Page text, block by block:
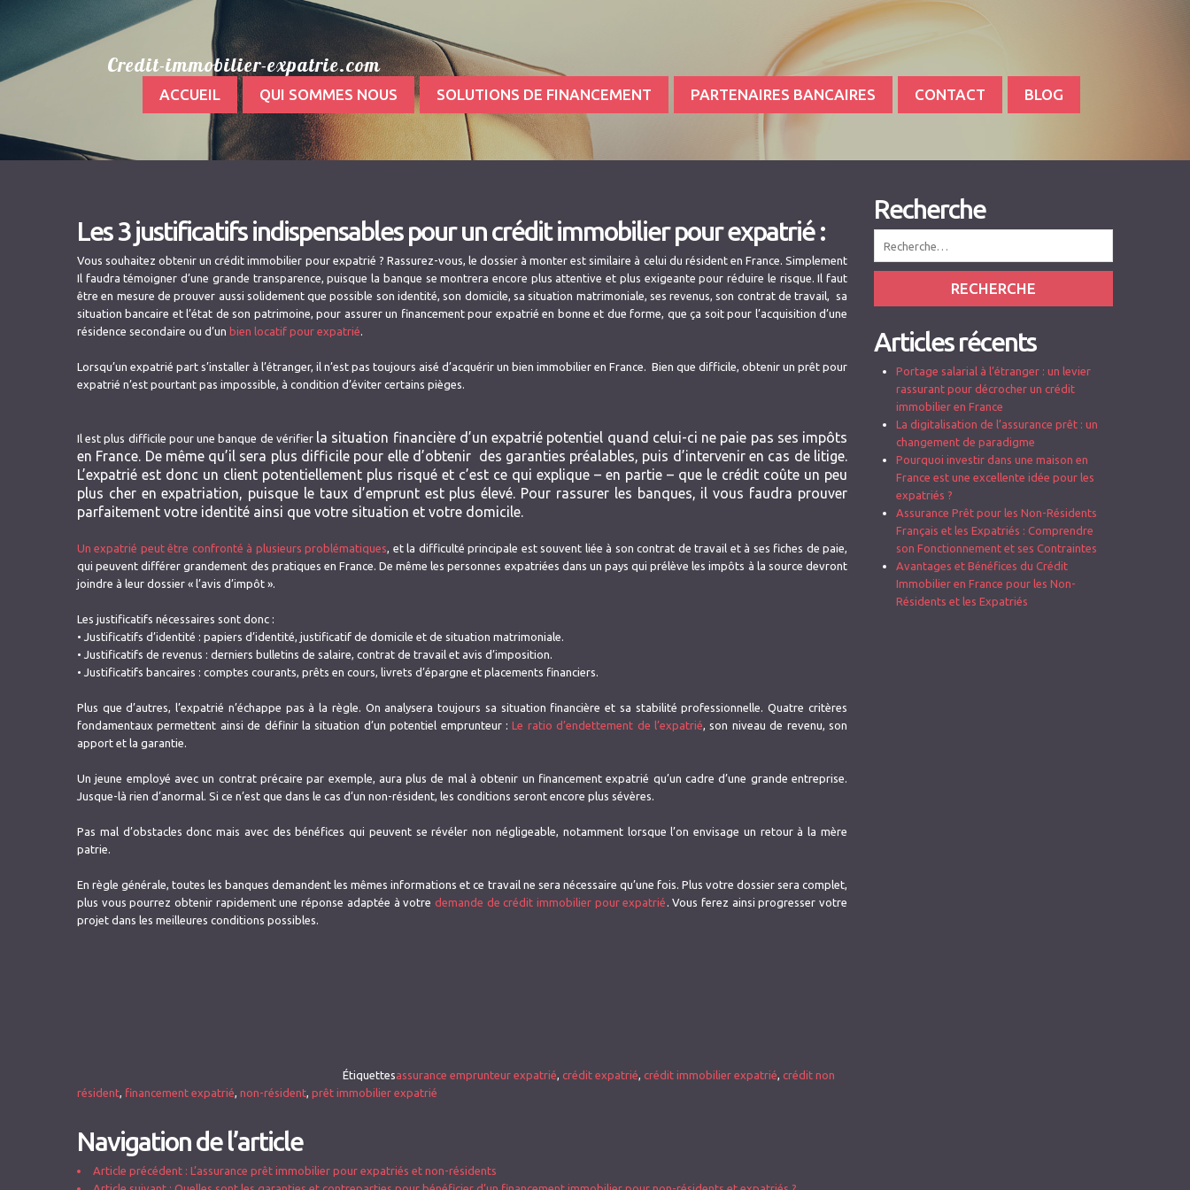
Credit-immobilier-expatrie.com
ACCUEIL QUI SOMMES NOUS SOLUTIONS DE FINANCEMENT PARTENAIRES BANCAIRES CONTACT BLOG
Les 3 justificatifs indispensables pour un crédit immobilier pour expatrié :
Vous souhaitez obtenir un crédit immobilier pour expatrié ? Rassurez-vous, le dossier à monter est similaire à celui du résident en France. Simplement
Il faudra témoigner d’une grande transparence, puisque la banque se montrera encore plus attentive et plus exigeante pour réduire le risque. Il faut
être en mesure de prouver aussi solidement que possible son identité, son domicile, sa situation matrimoniale, ses revenus, son contrat de travail, sa
situation bancaire et l’état de son patrimoine, pour assurer un financement pour expatrié en bonne et due forme, que ça soit pour l’acquisition d’une
résidence secondaire ou d’un bien locatif pour expatrié.
Lorsqu’un expatrié part s’installer à l’étranger, il n’est pas toujours aisé d’acquérir un bien immobilier en France. Bien que difficile, obtenir un prêt pour
expatrié n’est pourtant pas impossible, à condition d’éviter certains pièges.
Il est plus difficile pour une banque de vérifier la situation financière d’un expatrié potentiel quand celui-ci ne paie pas ses impôts
en France. De même qu’il sera plus difficile pour elle d’obtenir des garanties préalables, puis d’intervenir en cas de litige.
L’expatrié est donc un client potentiellement plus risqué et c’est ce qui explique – en partie – que le crédit coûte un peu
plus cher en expatriation, puisque le taux d’emprunt est plus élevé. Pour rassurer les banques, il vous faudra prouver
parfaitement votre identité ainsi que votre situation et votre domicile.
Un expatrié peut être confronté à plusieurs problématiques, et la difficulté principale est souvent liée à son contrat de travail et à ses fiches de paie,
qui peuvent différer grandement des pratiques en France. De même les personnes expatriées dans un pays qui prélève les impôts à la source devront
joindre à leur dossier « l’avis d’impôt ».
Les justificatifs nécessaires sont donc :
• Justificatifs d’identité : papiers d’identité, justificatif de domicile et de situation matrimoniale.
• Justificatifs de revenus : derniers bulletins de salaire, contrat de travail et avis d’imposition.
• Justificatifs bancaires : comptes courants, prêts en cours, livrets d’épargne et placements financiers.
Plus que d’autres, l’expatrié n’échappe pas à la règle. On analysera toujours sa situation financière et sa stabilité professionnelle. Quatre critères
fondamentaux permettent ainsi de définir la situation d’un potentiel emprunteur : Le ratio d’endettement de l’expatrié, son niveau de revenu, son
apport et la garantie.
Un jeune employé avec un contrat précaire par exemple, aura plus de mal à obtenir un financement expatrié qu’un cadre d’une grande entreprise.
Jusque-là rien d’anormal. Si ce n’est que dans le cas d’un non-résident, les conditions seront encore plus sévères.
Pas mal d’obstacles donc mais avec des bénéfices qui peuvent se révéler non négligeable, notamment lorsque l’on envisage un retour à la mère
patrie.
En règle générale, toutes les banques demandent les mêmes informations et ce travail ne sera nécessaire qu’une fois. Plus votre dossier sera complet,
plus vous pourrez obtenir rapidement une réponse adaptée à votre demande de crédit immobilier pour expatrié . Vous ferez ainsi progresser votre
projet dans les meilleures conditions possibles.
Étiquettesassurance emprunteur expatrié, crédit expatrié, crédit immobilier expatrié, crédit non
résident, financement expatrié, non-résident, prêt immobilier expatrié
Navigation de l’article
Article précédent : L’assurance prêt immobilier pour expatriés et non-résidents
Recherche
RECHERCHE
Articles récents
Portage salarial à l’étranger : un levier
rassurant pour décrocher un crédit
immobilier en France
La digitalisation de l’assurance prêt : un
changement de paradigme
Pourquoi investir dans une maison en
France est une excellente idée pour les
expatriés ?
Assurance Prêt pour les Non-Résidents
Français et les Expatriés : Comprendre
son Fonctionnement et ses Contraintes
Avantages et Bénéfices du Crédit
Immobilier en France pour les Non-
Résidents et les Expatriés